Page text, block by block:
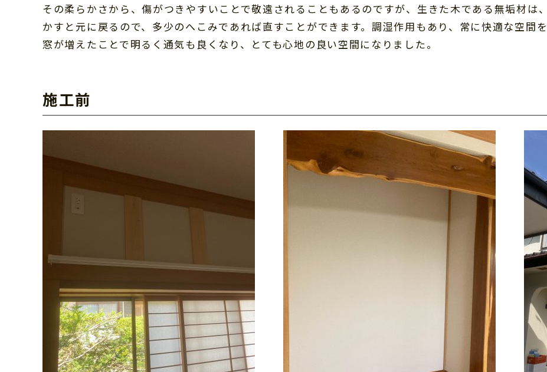
その柔らかさから、傷がつきやすいことで敬遠されることもあるのですが、生きた木である無垢材は
かすと元に戻るので、多少のへこみであれば直すことができます。調湿作用もあり、常に快適な空間を
窓が増えたことで明るく通気も良くなり、とても心地の良い空間になりました。
施工前